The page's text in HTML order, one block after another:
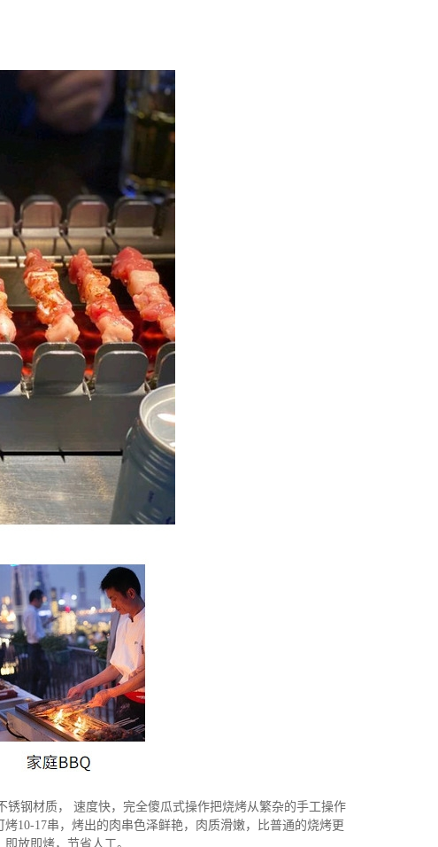
钢材质， 速度快，完全傻瓜式操作把烧烤从繁杂的手工操作
10-17串，烤出的肉串色泽鲜艳，肉质滑嫩，比普通的烧烤更
放即烤，节省人工。